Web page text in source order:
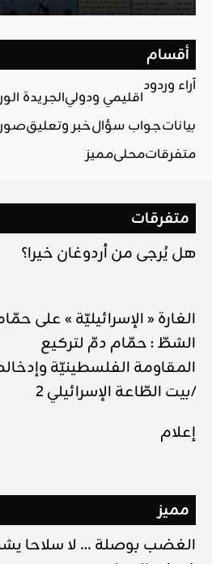
أقسام
آراء وردود
اقليمي ودوليالجريدة
بياناتجواب سؤالخبر وتعليق
متفرقاتمحليمميز
متفرقات
هل يُرجى من أردوغان خيرا؟
الغارة « الإسرائيليّة » على
الشطّ : حمّام دمّ لتركيع
المقاومة الفلسطينيّة
بيت الطّاعة الإسرائيلي 2/
إعلام
مميز
الغضب بوصلة … لا سلاحا